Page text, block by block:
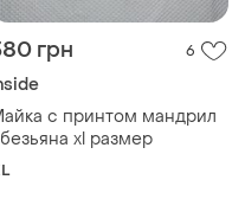
грн 6
с принтом мандрил
xl размер